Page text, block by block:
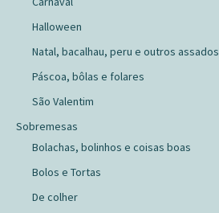
Halloween
Natal, bacalhau, peru e outros assados
Páscoa, bôlas e folares
São Valentim
Sobremesas
Bolachas, bolinhos e coisas boas
Bolos e Tortas
De colher